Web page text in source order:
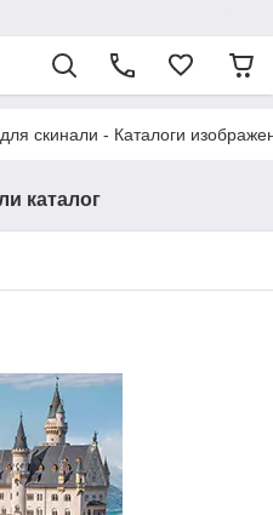
скинали - Каталоги
каталог